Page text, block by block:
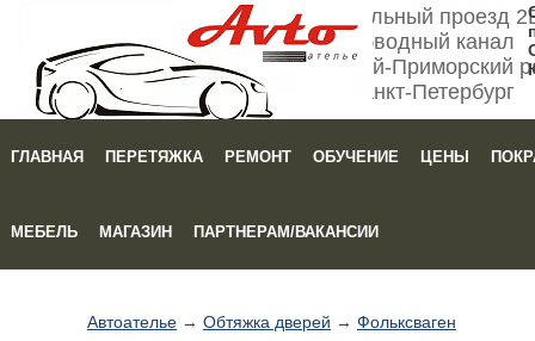
Мебельный проезд
Обводный канал
Кировский-Приморский
Санкт-Петербург
ГЛАВНАЯ ПЕРЕТЯЖКА РЕМОНТ ОБУЧЕНИЕ ЦЕНЫ
МЕБЕЛЬ МАГАЗИН ПАРТНЕРАМ/ВАКАНСИИ
Автоателье → Обтяжка дверей → Фольксваген